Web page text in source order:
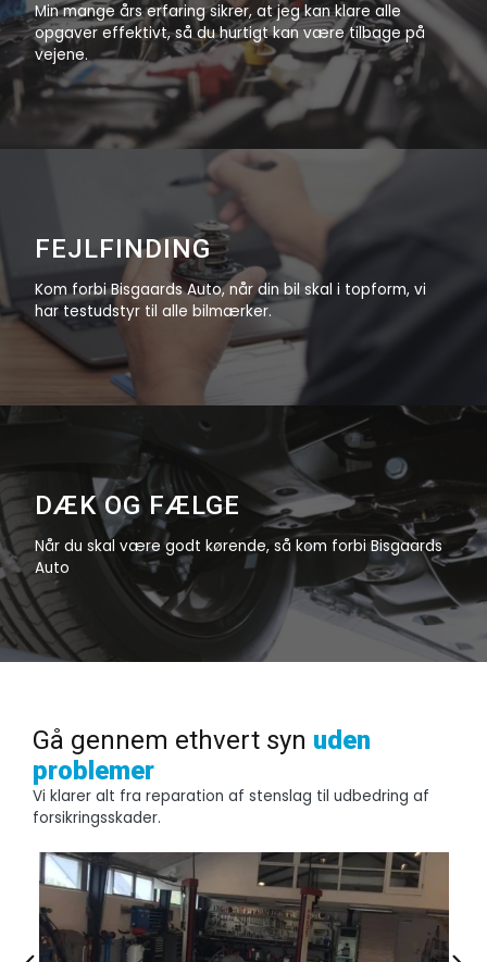
Min mange års erfaring sikrer, at jeg kan klare alle
opgaver effektivt, ​så du hurtigt kan være tilbage på
vejene.
FEJLFINDING
Kom forbi Bisgaards Auto, når din bil skal i topform, vi
har testudstyr til alle bilmærker.
DÆK OG FÆLGE
Når du skal være godt kørende, så kom forbi Bisgaards
Auto
Gå gennem ethvert syn uden
problemer
Vi klarer alt fra reparation af stenslag til udbedring af
forsikringsskader.